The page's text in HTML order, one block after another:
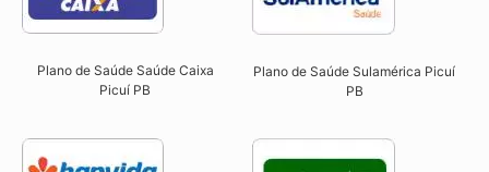
Plano de Saúde Saúde Caixa
Picuí PB​
Plano de Saúde Sulamérica Picuí
PB